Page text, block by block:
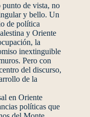
punto de vista, no
y bello. Un
de política
y Oriente
la
inextinguible
Pero con
del discurso,
de la
en Oriente
políticas que